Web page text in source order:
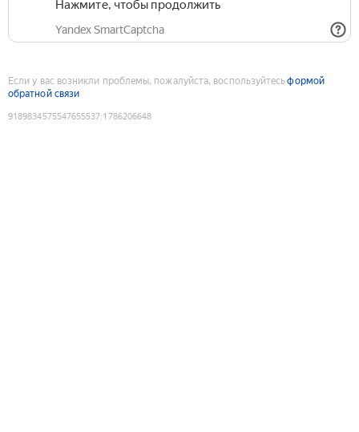
Нажмите, чтобы продолжить
Yandex SmartCaptcha
Если у вас возникли проблемы, пожалуйста, воспользуйтесьформой
обратной связи
9189834575547655537:1786206648